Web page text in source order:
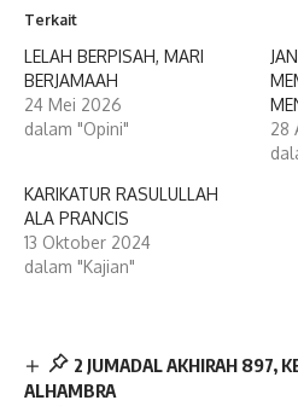
Terkait
LELAH BERPISAH, MARI
BERJAMAAH
24 Mei 2026
dalam "Opini"
28
KARIKATUR RASULULLAH
ALA PRANCIS
13 Oktober 2024
dalam "Kajian"
2 JUMADAL AKHIRAH 897,
ALHAMBRA